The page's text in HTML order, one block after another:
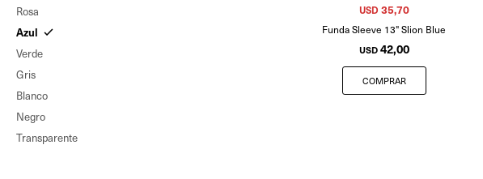
Funda Sleeve 13" Slion Blue
USD42,00
USD 35,70
Rosa
Azul
Verde
Gris
Blanco
Negro
Transparente